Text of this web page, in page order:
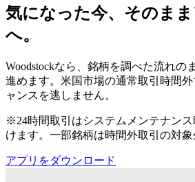
気になった今、そのまま
へ。
Woodstockなら、銘柄を調べた流れの
進めます。米国市場の通常取引時間
ャンスを逃しません。
※24時間取引はシステムメンテナン
けます。一部銘柄は時間外取引の対象
アプリをダウンロード